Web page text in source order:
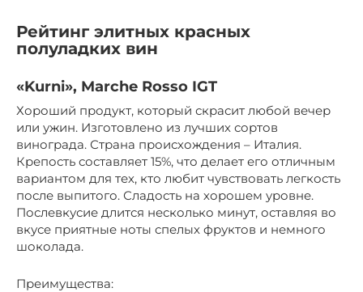
Рейтинг элитных красных
полуладких вин
«Kurni», Marche Rosso IGT
Хороший продукт, который скрасит любой вечер
или ужин. Изготовлено из лучших сортов
винограда. Страна происхождения – Италия.
Крепость составляет 15%, что делает его отличным
вариантом для тех, кто любит чувствовать легкость
после выпитого. Сладость на хорошем уровне.
Послевкусие длится несколько минут, оставляя во
вкусе приятные ноты спелых фруктов и немного
шоколада.
Преимущества: